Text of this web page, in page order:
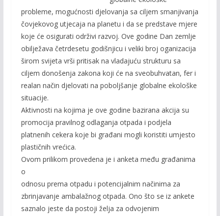
probleme, mogućnosti djelovanja sa ciljem smanjivanja
čovjekovog utjecaja na planetu i da se predstave mjere
koje će osigurati održivi razvoj. Ove godine Dan zemlje
obilježava četrdesetu godišnjicu i veliki broj oganizacija
širom svijeta vrši pritisak na vladajuću strukturu sa
ciljem donošenja zakona koji će na sveobuhvatan, fer i
realan način djelovati na poboljšanje globalne ekološke
situacije.
Aktivnosti na kojima je ove godine bazirana akcija su
promocija pravilnog odlaganja otpada i podjela
platnenih cekera koje bi građani mogli koristiti umjesto
plastičnih vrećica.
Ovom prilikom provedena je i anketa među građanima
o
odnosu prema otpadu i potencijalnim načinima za
zbrinjavanje ambalažnog otpada. Ono što se iz ankete
saznalo jeste da postoji želja za odvojenim